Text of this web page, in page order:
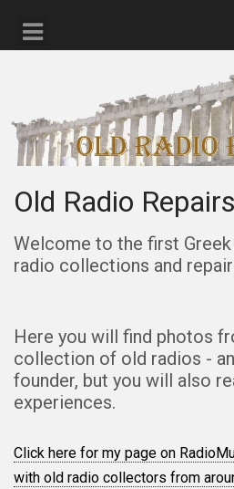
Old Radio Repairs
Welcome to the first
radio collections and
Here you will find photos
collection of old radios -
founder, but you will also
experiences.
Click here for my page on
with old radio collectors from